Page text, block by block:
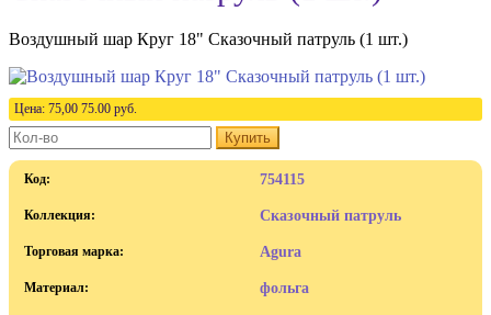
Воздушный шар Круг 18" Сказочный патруль (1 шт.)
Цена: 75,00 75.00 руб.
Купить
Код: 754115
Коллекция: Сказочный патруль
Торговая марка: Agura
Материал: фольга